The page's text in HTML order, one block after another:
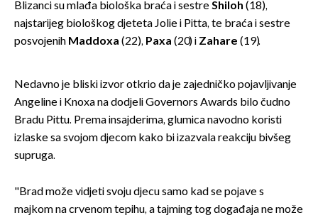
NE
Blizanci su mlađa biološka braća i sestreShiloh (18),
najstarijeg biološkog djeteta Jolie i Pitta, te braća i sestre
posvojenih Maddoxa (22), Paxa (20) i Zahare (19).
Nedavno je bliski izvor otkrio da je zajedničko pojavljivanje
Angeline i Knoxa na dodjeli Governors Awards bilo čudno
Bradu Pittu. Prema insajderima, glumica navodno koristi
izlaske sa svojom djecom kako bi izazvala reakciju bivšeg
supruga.
"Brad može vidjeti svoju djecu samo kad se pojave s
majkom na crvenom tepihu, a tajming tog događaja ne može